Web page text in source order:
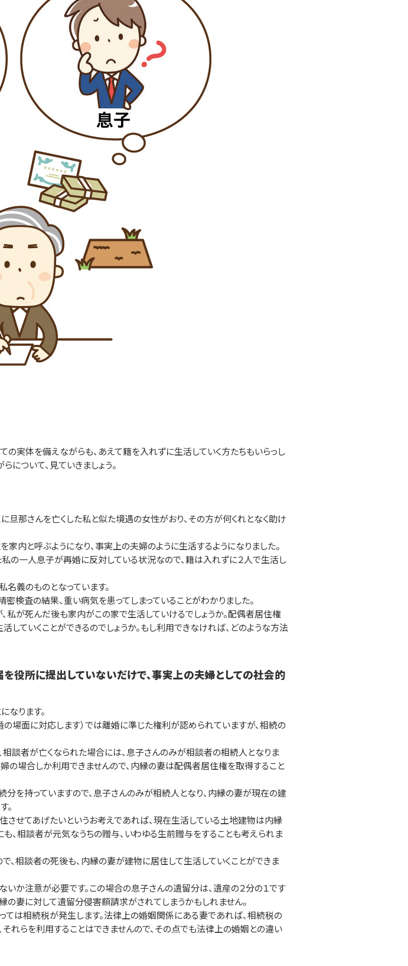
の実体を備えながらも、あえて籍を入れずに生活していく方たちもいらっし
ついて、見ていきましょう。
旦那さんを亡くした私と似た境遇の女性がおり、その方が何くれとなく助け
内と呼ぶようになり、事実上の夫婦のように生活するようになりました。
の一人息子が再婚に反対している状況なので、籍は入れずに２人で生活し
義のものとなっています。
検査の結果、重い病気を患ってしまっていることがわかりました。
私が死んだ後も家内がこの家で生活していけるでしょうか。配偶者居住権
ていくことができるのでしょうか。もし利用できなければ、どのような方法
役所に提出していないだけで、事実上の夫婦としての社会的
なります。
場面に対応します）では離婚に準じた権利が認められていますが、相続の
談者が亡くなられた場合には、息子さんのみが相談者の相続人となりま
の場合しか利用できませんので、内縁の妻は配偶者居住権を取得すること
を持っていますので、息子さんのみが相続人となり、内縁の妻が現在の建
。
せてあげたいというお考えであれば、現在生活している土地建物は内縁
、相談者が元気なうちの贈与、いわゆる生前贈与をすることも考えられま
相談者の死後も、内縁の妻が建物に居住して生活していくことができま
いか注意が必要です。この場合の息子さんの遺留分は、遺産の２分の１です
妻に対して遺留分侵害額請求がされてしまうかもしれません。
は相続税が発生します。法律上の婚姻関係にある妻であれば、相続税の
らを利用することはできませんので、その点でも法律上の婚姻との違い